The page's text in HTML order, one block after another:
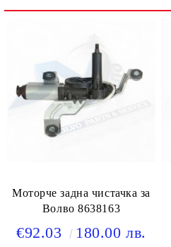
Моторче задна чистачка за
Волво 8638163
€92.03 180.00 лв.